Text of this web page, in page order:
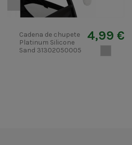
Cadena de chupete
Platinum Silicone
Sand 31302050005
4,99 €